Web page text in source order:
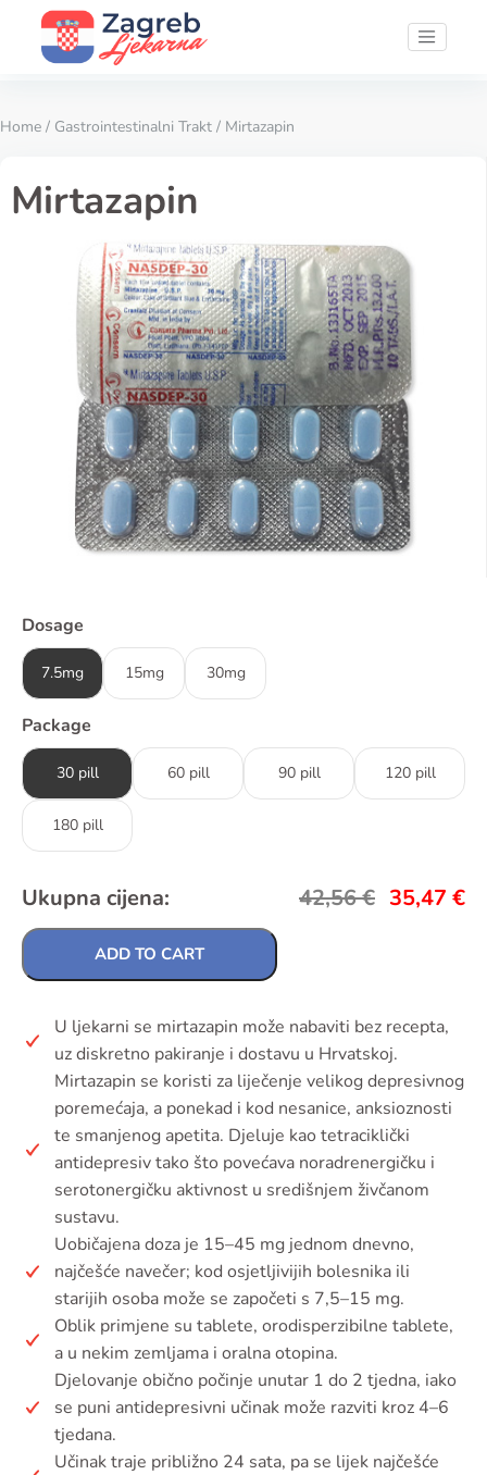
Home / Gastrointestinalni Trakt / Mirtazapin
Mirtazapin
Dosage
7.5mg 15mg 30mg
Package
30 pill 60 pill 90 pill 120 pill
180 pill
Ukupna cijena: 42,56€ 35,47 €
ADD TO CART
U ljekarni se mirtazapin može nabaviti bez recepta,
uz diskretno pakiranje i dostavu u Hrvatskoj.
Mirtazapin se koristi za liječenje velikog depresivnog
poremećaja, a ponekad i kod nesanice, anksioznosti
te smanjenog apetita. Djeluje kao tetraciklički
antidepresiv tako što povećava noradrenergičku i
serotonergičku aktivnost u središnjem živčanom
sustavu.
Uobičajena doza je 15–45 mg jednom dnevno,
najčešće navečer; kod osjetljivijih bolesnika ili
starijih osoba može se započeti s 7,5–15 mg.
Oblik primjene su tablete, orodisperzibilne tablete,
a u nekim zemljama i oralna otopina.
Djelovanje obično počinje unutar 1 do 2 tjedna, iako
se puni antidepresivni učinak može razviti kroz 4–6
tjedana.
Učinak traje približno 24 sata, pa se lijek najčešće